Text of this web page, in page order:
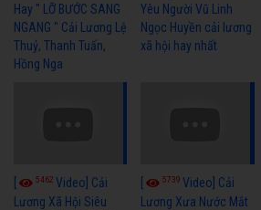
Hay " LỠ BƯỚC SANG
NGANG " Cải Lương Lệ
Thuỷ, Thanh Tuấn,
Hồng Nga
Yêu Người Vũ Linh
Ngọc Huyền cải lương
xã hội hay nhất
5462 Video] Cải
Lương Xã Hội Siêu
5739Video] Cải
Lương Xưa Nước Mắt